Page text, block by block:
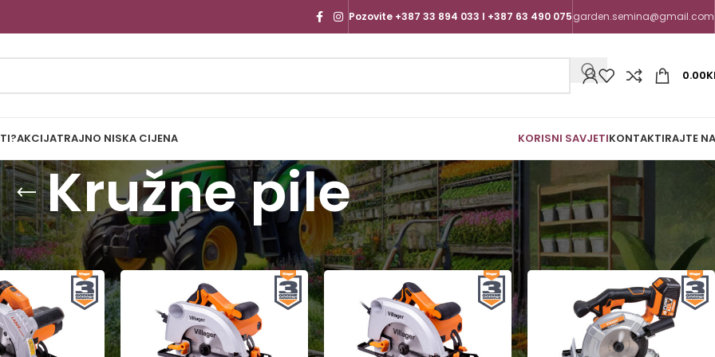
Pozovite +387 33 894 033 I +387 63 490 075garden.semina@gmail.com
0.00
AKCIJATRAJNO NISKA CIJENA KORISNI SAVJETIKONTAKTIRAJTE
Kružne pile
i alati/Kružne pile Show 9 12 18 24